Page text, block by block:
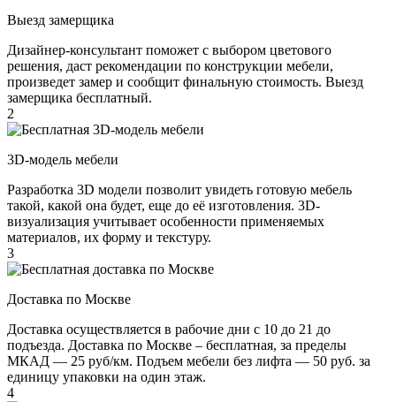
Выезд замерщика
Дизайнер-консультант поможет с выбором цветового
решения, даст рекомендации по конструкции мебели,
произведет замер и сообщит финальную стоимость. Выезд
замерщика бесплатный.
2
3D-модель мебели
Разработка 3D модели позволит увидеть готовую мебель
такой, какой она будет, еще до её изготовления. 3D-
визуализация учитывает особенности применяемых
материалов, их форму и текстуру.
3
Доставка по Москве
Доставка осуществляется в рабочие дни с 10 до 21 до
подъезда. Доставка по Москве – бесплатная, за пределы
МКАД — 25 руб/км. Подъем мебели без лифта — 50 руб. за
единицу упаковки на один этаж.
4